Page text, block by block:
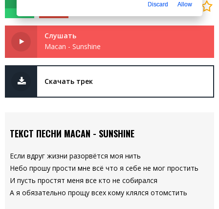
Слушать
Macan - Sunshine
Скачать трек
ТЕКСТ ПЕСНИ MACAN - SUNSHINE
Если вдруг жизни разорвётся моя нить
Небо прошу прости мне всё что я себе не мог простить
И пусть простят меня все кто не собирался
А я обязательно прощу всех кому клялся отомстить
Discard Allow